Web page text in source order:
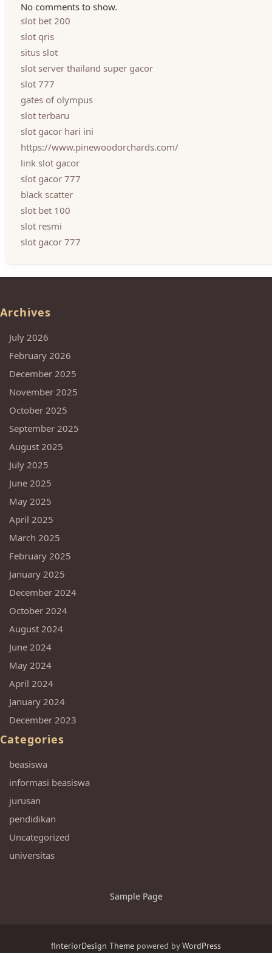
No comments to show.
slot bet 200
slot qris
situs slot
slot server thailand super gacor
slot 777
gates of olympus
slot terbaru
slot gacor hari ini
https://www.pinewoodorchards.com/
link slot gacor
slot gacor 777
black scatter
slot bet 100
slot resmi
slot gacor 777
Archives
July 2026
February 2026
December 2025
November 2025
October 2025
September 2025
August 2025
July 2025
June 2025
May 2025
April 2025
March 2025
February 2025
January 2025
December 2024
October 2024
August 2024
June 2024
May 2024
April 2024
January 2024
December 2023
Categories
beasiswa
informasi beasiswa
jurusan
pendidikan
Uncategorized
universitas
Sample Page
fInteriorDesign Theme powered byWordPress